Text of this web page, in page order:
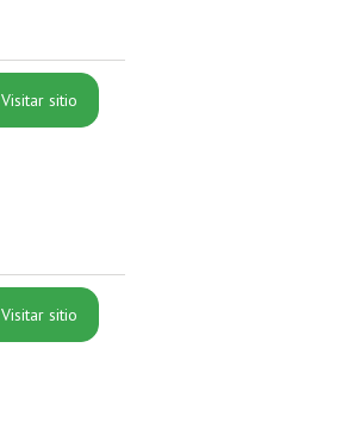
Visitar sitio
Visitar sitio